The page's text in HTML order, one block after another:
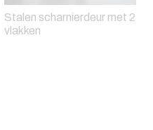
Stalen scharnierdeur met 2
vlakken